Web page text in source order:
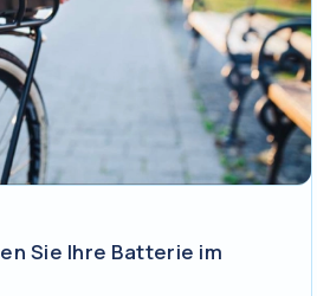
Sie Ihre Batterie im